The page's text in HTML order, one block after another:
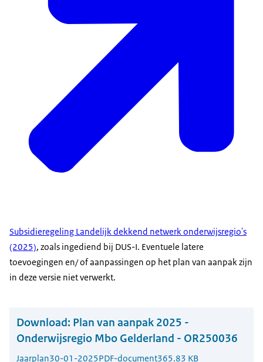
Subsidieregeling Landelijk dekkend netwerk onderwijsregio's
(2025), zoals ingediend bij DUS-I. Eventuele latere
toevoegingen en/ of aanpassingen op het plan van aanpak zijn
in deze versie niet verwerkt.
Download: Plan van aanpak 2025 -
Onderwijsregio Mbo Gelderland - OR250036
Jaarplan30-01-2025PDF-document365.83 KB